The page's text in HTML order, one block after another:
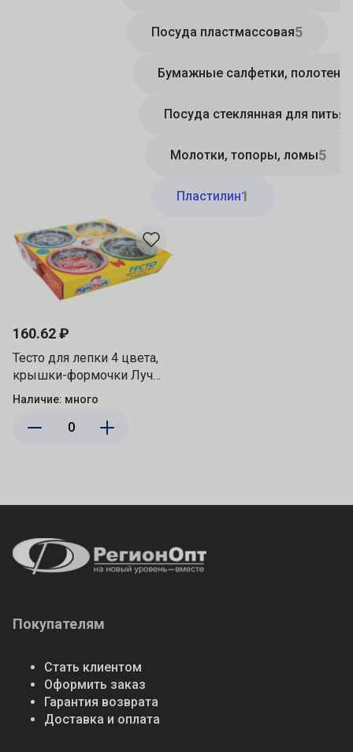
Посуда пластмассовая5
Бумажные салфетки,
Посуда стеклянная для питья
Молотки, топоры, ломы5
Пластилин1
160.62 ₽
Тесто для лепки 4 цвета,
крышки-формочки Луч
31С 2028-08
Наличие: много
Покупателям
Стать клиентом
Оформить заказ
Гарантия возврата
Доставка и оплата